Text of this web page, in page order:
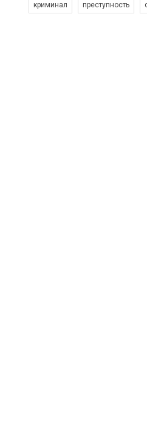
криминал преступность